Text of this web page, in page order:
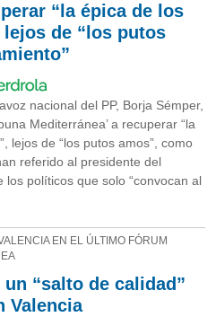
“la épica de los
de “los putos
nacional del PP, Borja Sémper,
Mediterránea’ a recuperar “la
lejos de “los putos amos”, como
referido al presidente del
políticos que solo “convocan al
EN EL ÚLTIMO FÓRUM
“salto de calidad”
Valencia